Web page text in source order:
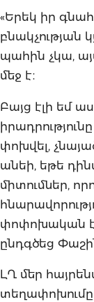
«Երեկ իր
բնակչության
պահին չկա,
մեջ է։
Բայց էլի եմ
փոխվել,
անեի, եթե
միտումներ,
փոփոխական է,
ընդգծեց
ԼՂ մեր
տեղափոխումը